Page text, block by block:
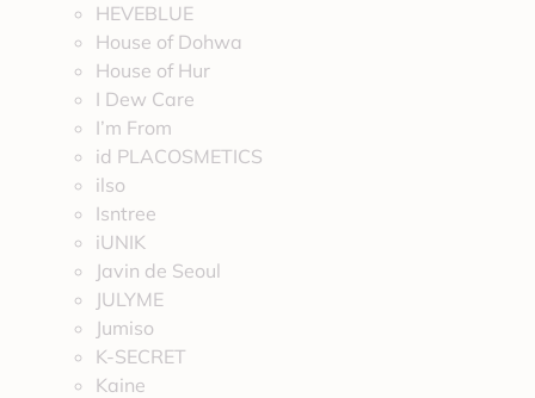
HEVEBLUE
House of Dohwa
House of Hur
I Dew Care
I’m From
id PLACOSMETICS
ilso
Isntree
iUNIK
Javin de Seoul
JULYME
Jumiso
K-SECRET
Kaine